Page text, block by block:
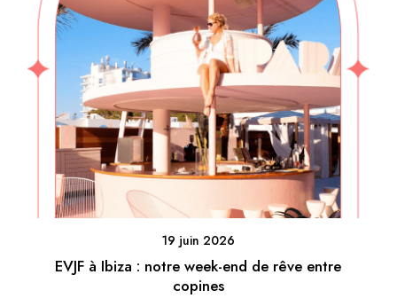
19 juin 2026
EVJF à Ibiza : notre week-end de rêve entre
copines